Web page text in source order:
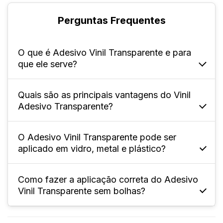
Perguntas Frequentes
O que é Adesivo Vinil Transparente e para
que ele serve?
Ele é um material feito de vinil adesivo
transparente 150g, que permite que a
superfície onde é aplicado continue visível.
Quais são as principais vantagens do Vinil
Adesivo Transparente?
Há diversas vantagens na sua utilização,
como a própria transparência, que o deixa
discreto para aplicação em diferentes
superfícies, bem como a resistência à chuva
e ao sol, o que prolonga sua durabilidade.
O Adesivo Vinil Transparente pode ser
aplicado em vidro, metal e plástico?
Sim! O adesivo conta com alta aderência e
flexibilidade, o que permite que seja aplicado
em diferentes materiais.
Como fazer a aplicação correta do Adesivo
Vinil Transparente sem bolhas?